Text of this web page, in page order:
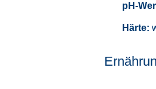
pH-
Härte: